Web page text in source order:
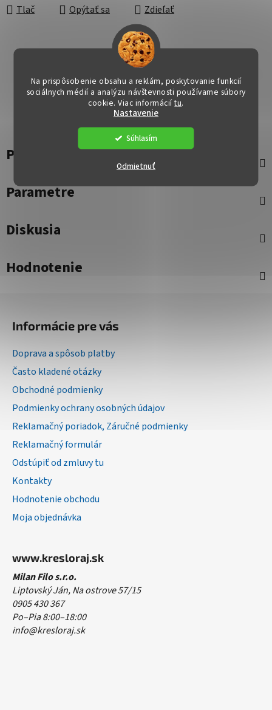
Na prispôsobenie obsahu a reklám, poskytovanie funkcií
sociálnych médií a analýzu návštevnosti používame súbory
cookie. Viac informáciítu.
Nastavenie
Odmietnuť
Súhlasím
Tlač Opýtať sa Zdieľať
Popis
Parametre
Diskusia
Hodnotenie
Informácie pre vás
Doprava a spôsob platby
Často kladené otázky
Obchodné podmienky
Podmienky ochrany osobných údajov
Reklamačný poriadok, Záručné podmienky
Reklamačný formulár
Odstúpiť od zmluvy tu
Kontakty
Hodnotenie obchodu
Moja objednávka
www.kresloraj.sk
Milan Filo s.r.o.
Liptovský Ján, Na ostrove 57/15
0905 430 367
Po–Pia 8:00–18:00
info@kresloraj.sk